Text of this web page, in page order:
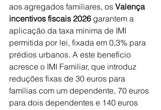
aos agregados familiares, os Valença
incentivos fiscais 2026 garantem a
aplicação da taxa mínima de IMI
permitida por lei, fixada em 0,3% para
prédios urbanos. A este benefício
acresce o IMI Familiar, que introduz
reduções fixas de 30 euros para
famílias com um dependente, 70 euros
para dois dependentes e 140 euros